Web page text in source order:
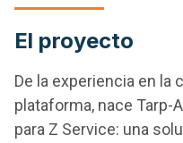
El proyecto
De la experiencia en la
plataforma, nace Tarp-
para Z Service: una